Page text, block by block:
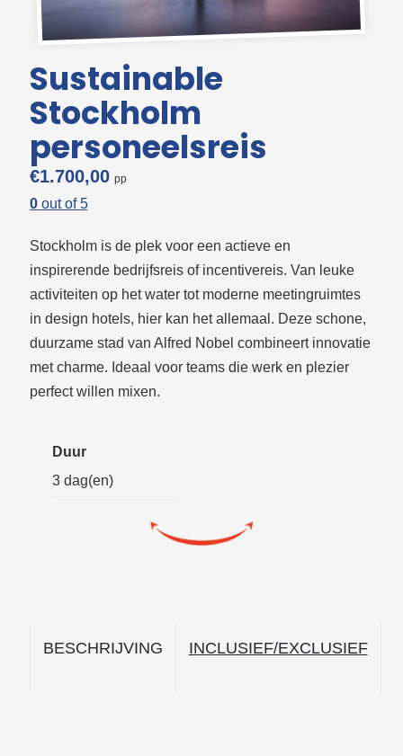
Sustainable
Stockholm
personeelsreis
€1.700,00
0out of5
Stockholm is de plek voor een actieve en
inspirerende bedrijfsreis of incentivereis. Van leuke
activiteiten op het water tot moderne meetingruimtes
in design hotels, hier kan het allemaal. Deze schone,
duurzame stad van Alfred Nobel combineert innovatie
met charme. Ideaal voor teams die werk en plezier
perfect willen mixen.
Duur
3 dag(en)